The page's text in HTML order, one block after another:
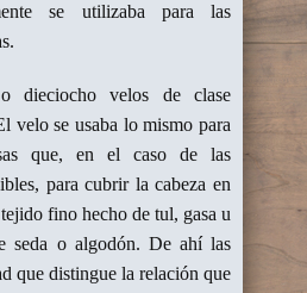
se utilizaba para las
dieciocho velos de clase
velo se usaba lo mismo para
que, en el caso de las
para cubrir la cabeza en
fino hecho de tul, gasa u
seda o algodón. De ahí las
que distingue la relación que